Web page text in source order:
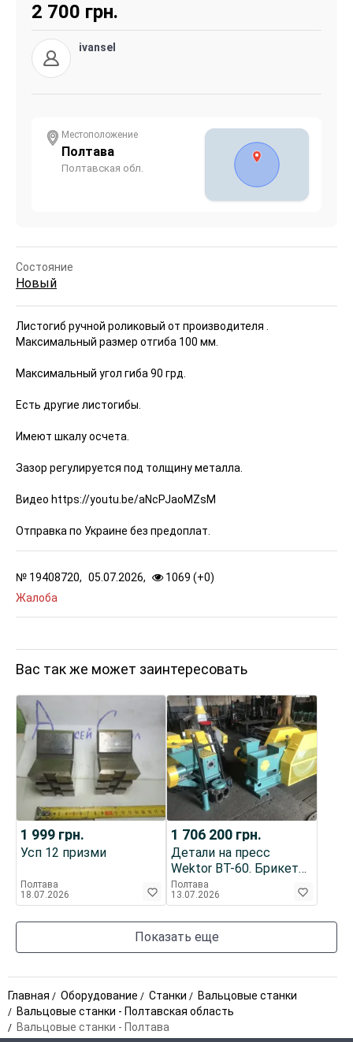
2 700 грн.
ivansel
Местоположение
Полтава
Полтавская обл.
Состояние
Новый
Листогиб ручной роликовый от производителя .
Максимальный размер отгиба 100 мм.
Максимальный угол гиба 90 грд.
Есть другие листогибы.
Имеют шкалу осчета.
Зазор регулируется под толщину металла.
Видео https://youtu.be/aNcPJaoMZsM
Отправка по Украине без предоплат.
№ 19408720, 05.07.2026, 1069 (+0)
Жалоба
Вас так же может заинтересовать
1 999 грн.
Усп 12 призми
Полтава
18.07.2026
1 706 200 грн.
Детали на пресс
Wektor BT-60. Брикет
70мм. Brytex. Wamag.
В80.
Полтава
13.07.2026
Показать еще
Главная Оборудование Станки
Вальцовые станки
Вальцовые станки - Полтавская область
Вальцовые станки - Полтава